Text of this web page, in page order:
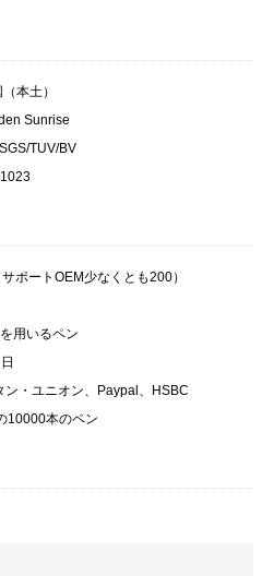
本土）
Sunrise
TUV/BV
ポートOEM少なくとも200）
用いるペン
ン・ユニオン、Paypal、HSBC
10000本のペン